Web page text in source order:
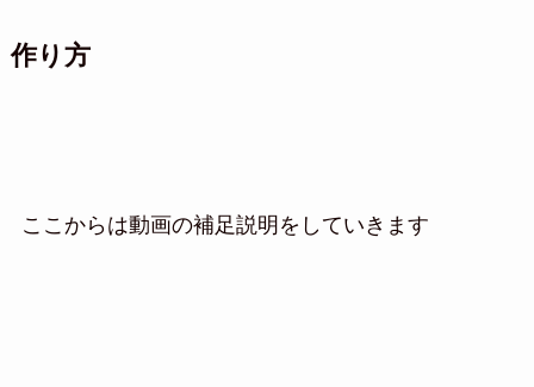
作り方
ここからは動画の補足説明をしていきます